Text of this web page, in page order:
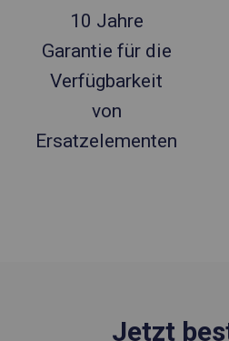
10 Jahre
Garantie für die
Verfügbarkeit
von
Ersatzelementen
Jetzt